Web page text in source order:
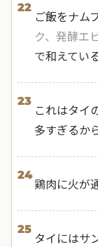
22
ご飯をナム
ク、発酵エ
で和えてい
23
これはタイ
多すぎるか
24
鶏肉に火が
25
タイにはサ